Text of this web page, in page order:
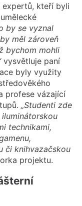
kteří byli
by se vyznal
měl zároveň
bychom mohli
vysvětluje paní
byly využity
profese vázající
„Studenti zde
technikami,
či knihvazačskou
projektu.